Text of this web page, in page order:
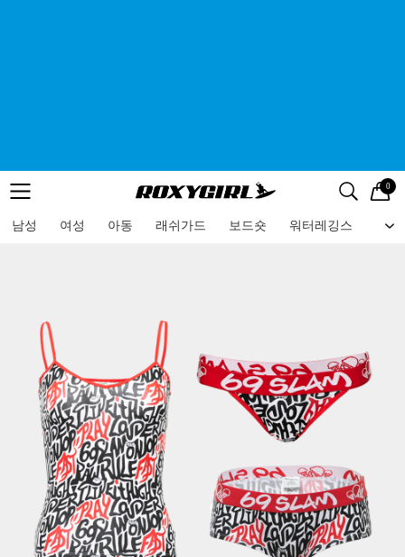
메뉴 검색
로고 0
남성 여성 아동 래쉬가드 보드숏 워터레깅스 비
메뉴